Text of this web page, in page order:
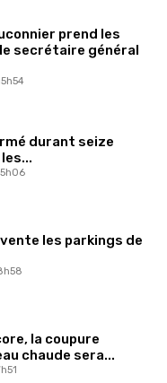
prend les
secrétaire général
durant seize
les parkings de
la coupure
chaude sera...